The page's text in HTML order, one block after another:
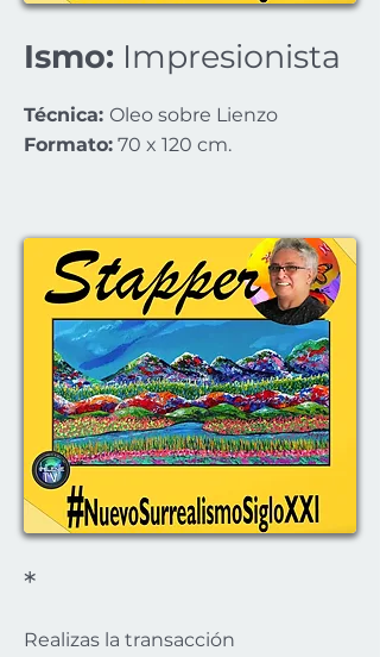
Ismo: Impresionista
Técnica: Oleo sobre Lienzo
Formato: 70 x 120 cm.
*
Realizas la transacción